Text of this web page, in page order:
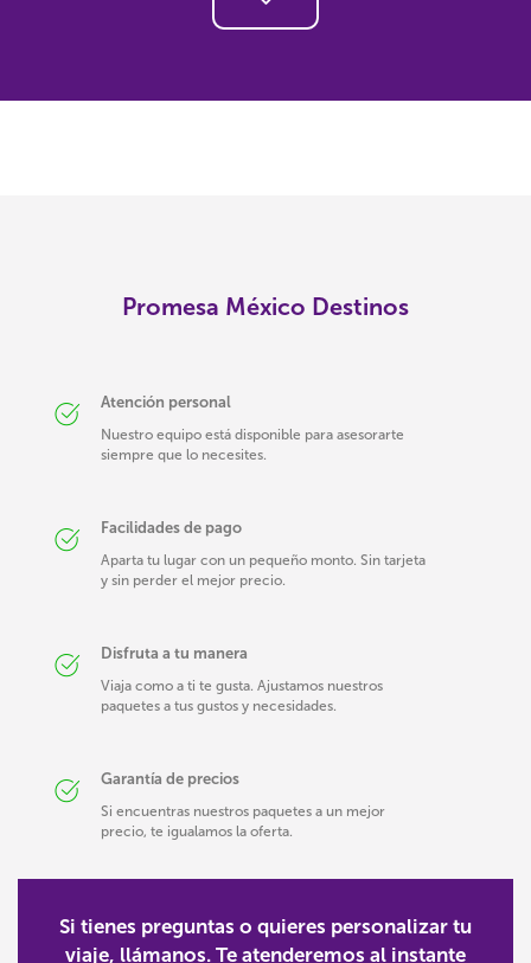
Promesa México Destinos
Atención personal
Nuestro equipo está disponible para asesorarte
siempre que lo necesites.
Facilidades de pago
Aparta tu lugar con un pequeño monto. Sin tarjeta
y sin perder el mejor precio.
Disfruta a tu manera
Viaja como a ti te gusta. Ajustamos nuestros
paquetes a tus gustos y necesidades.
Garantía de precios
Si encuentras nuestros paquetes a un mejor
precio, te igualamos la oferta.
Si tienes preguntas o quieres personalizar tu
viaje, llámanos. Te atenderemos al instante